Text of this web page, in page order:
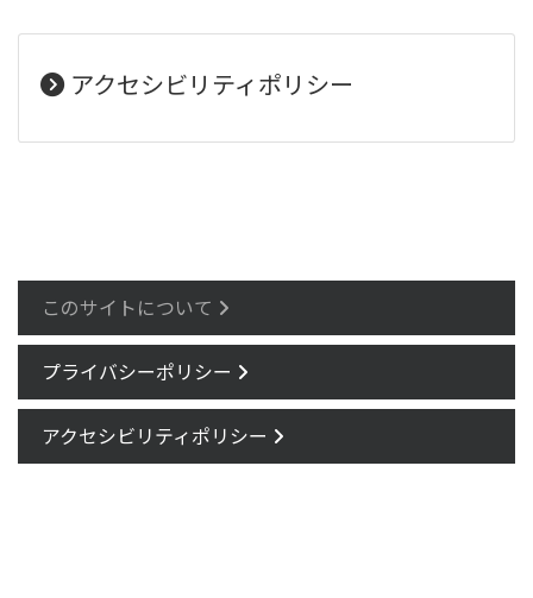
アクセシビリティポリシー
このサイトについて
プライバシーポリシー
アクセシビリティポリシー